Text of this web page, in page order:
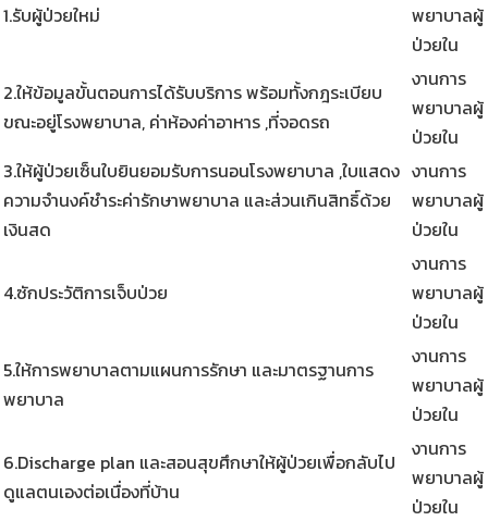
1.รับผู้ป่วยใหม่
พยาบาลผู้
ป่วยใน
2.ให้ข้อมูลขั้นตอนการได้รับบริการ พร้อมทั้งกฎระเบียบ
ขณะอยู่โรงพยาบาล, ค่าห้องค่าอาหาร ,ที่จอดรถ
งานการ
พยาบาลผู้
ป่วยใน
3.ให้ผู้ป่วยเซ็นใบยินยอมรับการนอนโรงพยาบาล ,ใบแสดง
ความจำนงค์ชำระค่ารักษาพยาบาล และส่วนเกินสิทธิ์ด้วย
เงินสด
งานการ
พยาบาลผู้
ป่วยใน
4.ซักประวัติการเจ็บป่วย
งานการ
พยาบาลผู้
ป่วยใน
5.ให้การพยาบาลตามแผนการรักษา และมาตรฐานการ
พยาบาล
งานการ
พยาบาลผู้
ป่วยใน
6.Discharge plan และสอนสุขศึกษาให้ผู้ป่วยเพื่อกลับไป
ดูแลตนเองต่อเนื่องที่บ้าน
งานการ
พยาบาลผู้
ป่วยใน